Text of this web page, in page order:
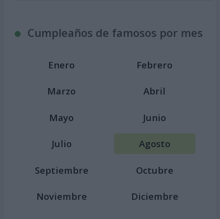
Cumpleaños de famosos por mes
Enero Febrero
Marzo Abril
Mayo Junio
Julio Agosto
Septiembre Octubre
Noviembre Diciembre